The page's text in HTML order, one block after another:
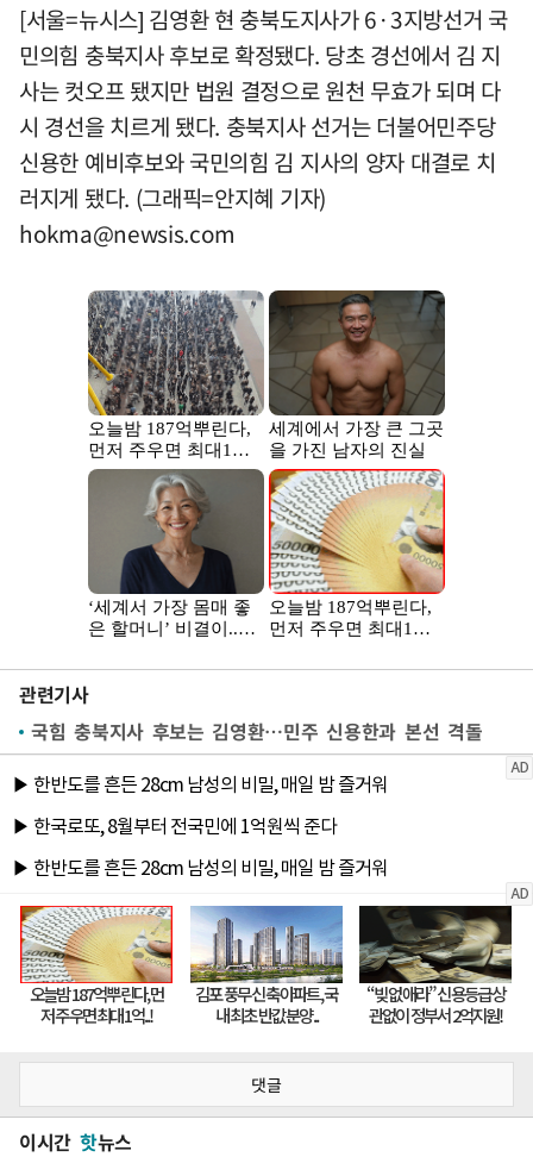
[서울=뉴시스] 김영환 현 충북도지사가 6·3지방선거 국
민의힘 충북지사 후보로 확정됐다. 당초 경선에서 김 지
사는 컷오프 됐지만 법원 결정으로 원천 무효가 되며 다
시 경선을 치르게 됐다. 충북지사 선거는 더불어민주당
신용한 예비후보와 국민의힘 김 지사의 양자 대결로 치
러지게 됐다. (그래픽=안지혜 기자)
hokma@newsis.com
관련기사
국힘 충북지사 후보는 김영환…민주 신용한과 본선 격돌
댓글
이시간 핫뉴스